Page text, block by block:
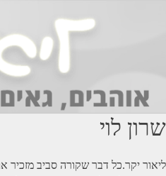
שרון לוי
ליאור יקר.כל דבר שקורה סביב מזכיר